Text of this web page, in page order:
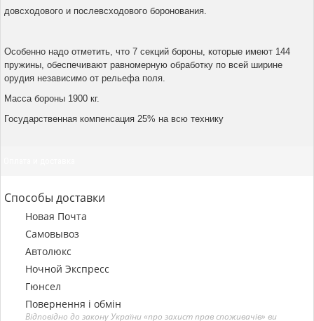
довсходового и послевсходового боронования.
Особенно надо отметить, что 7 секций бороны, которые имеют 144
пружины, обеспечивают равномерную обработку по всей ширине
орудия независимо от рельефа поля.
Масса бороны 1900 кг.
Государственная компенсация 25% на всю технику
Способы доставки
Новая Почта
Самовывоз
Автолюкс
Ночной Экспресс
Гюнсел
Повернення і обмін
Відповідно до закону України «про захист прав споживачів» ви